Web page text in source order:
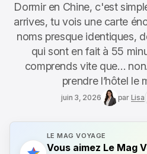
Dormir en Chine, c'est
arrives, tu vois une carte
noms presque identiques,
qui sont en fait à 55
comprends vite que…
prendre l’hôtel le
juin 3, 2026 par Lisa
LE MAG VOYAGE
Vous aimez Le Mag